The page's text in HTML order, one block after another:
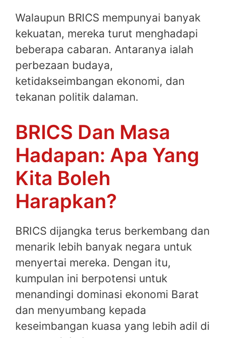
Walaupun BRICS mempunyai banyak
kekuatan, mereka turut menghadapi
beberapa cabaran. Antaranya ialah
perbezaan budaya,
ketidakseimbangan ekonomi, dan
tekanan politik dalaman.
BRICS Dan Masa
Hadapan: Apa Yang
Kita Boleh
Harapkan?
BRICS dijangka terus berkembang dan
menarik lebih banyak negara untuk
menyertai mereka. Dengan itu,
kumpulan ini berpotensi untuk
menandingi dominasi ekonomi Barat
dan menyumbang kepada
keseimbangan kuasa yang lebih adil di